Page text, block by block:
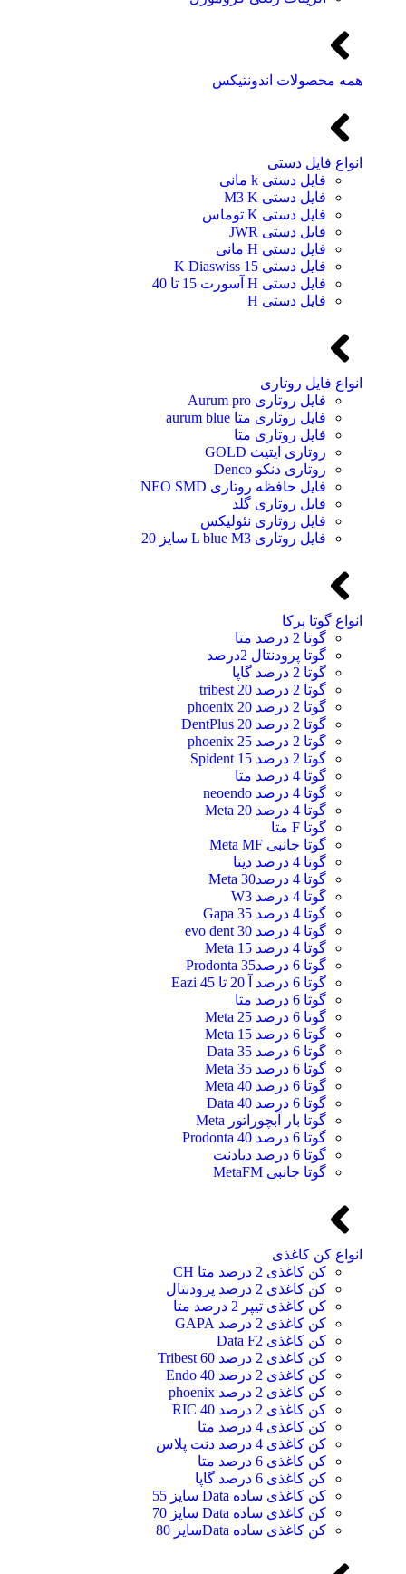
همه محصولات اندونتیکس
انواع فایل دستی
فایل دستی k مانی
فایل دستی M3 K
فایل دستی K توماس
فایل دستی JWR
فایل دستی H مانی
فایل دستی 15 K Diaswiss
فایل دستی H آسورت 15 تا 40
فایل دستی H
انواع فایل روتاری
فایل روتاری Aurum pro
فایل روتاری متا aurum blue
فایل روتاری متا
روتاری ایتیث GOLD
روتاری دنکو Denco
فایل حافظه روتاری NEO SMD
فایل روتاری گلد
فایل روتاری نئولیکس
فایل روتاری L blue M3 سایز 20
انواع گوتا پرکا
گوتا 2 درصد متا
گوتا پرودنتال 2درصد
گوتا 2 درصد گاپا
گوتا 2 درصد 20 tribest
گوتا 2 درصد 20 phoenix
گوتا 2 درصد 20 DentPlus
گوتا 2 درصد 25 phoenix
گوتا 2 درصد 15 Spident
گوتا 4 درصد متا
گوتا 4 درصد neoendo
گوتا 4 درصد 20 Meta
گوتا F متا
گوتا جانبی Meta MF
گوتا 4 درصد دیتا
گوتا 4 درصد30 Meta
گوتا 4 درصد W3
گوتا 4 درصد 35 Gapa
گوتا 4 درصد 30 evo dent
گوتا 4 درصد 15 Meta
گوتا 6 درصد35 Prodonta
گوتا 6 درصد آ 20 تا 45 Eazi
گوتا 6 درصد متا
گوتا 6 درصد 25 Meta
گوتا 6 درصد 15 Meta
گوتا 6 درصد 35 Data
گوتا 6 درصد 35 Meta
گوتا 6 درصد 40 Meta
گوتا 6 درصد 40 Data
گوتا بار آبچوراتور Meta
گوتا 6 درصد 40 Prodonta
گوتا 6 درصد دیادنت
گوتا جانبی MetaFM
انواع کن کاغذی
کن کاغذی 2 درصد متا CH
کن کاغذی 2 درصد پرودنتال
کن کاغذی تیپر 2 درصد متا
کن کاغذی 2 درصد GAPA
کن کاغذی Data F2
کن کاغذی 2 درصد 60 Tribest
کن کاغذی 2 درصد 40 Endo
کن کاغذی 2 درصد phoenix
کن کاغذی 2 درصد 40 RIC
کن کاغذی 4 درصد متا
کن کاغذی 4 درصد دنت پلاس
کن کاغذی 6 درصد متا
کن کاغذی 6 درصد گاپا
کن کاغذی ساده Data سایز 55
کن کاغذی ساده Data سایز 70
کن کاغذی ساده Dataسایز 80